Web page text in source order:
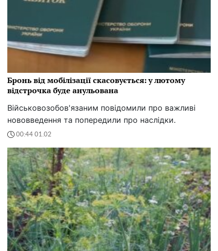
Бронь від мобілізації скасовується: у лютому
відстрочка буде анульована
Військовозобов'язаним повідомили про важливі
нововведення та попередили про наслідки.
00:44 01.02